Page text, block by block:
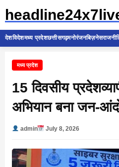
देशविदेशमध्य प्रदेशछत्तीसगढ़मनोरंजनबिज़नेस
मध्य प्रदेश
15 दिवसीय
अभियान बना जन-
admin July 8, 2026